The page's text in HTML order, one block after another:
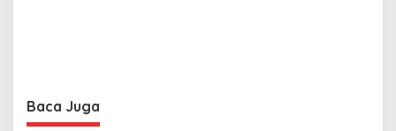
Baca Juga